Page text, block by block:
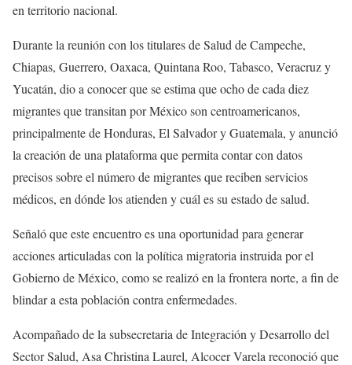
en territorio nacional.
Durante la reunión con los titulares de Salud de Campeche,
Chiapas, Guerrero, Oaxaca, Quintana Roo, Tabasco, Veracruz y
Yucatán, dio a conocer que se estima que ocho de cada diez
migrantes que transitan por México son centroamericanos,
principalmente de Honduras, El Salvador y Guatemala, y anunció
la creación de una plataforma que permita contar con datos
precisos sobre el número de migrantes que reciben servicios
médicos, en dónde los atienden y cuál es su estado de salud.
Señaló que este encuentro es una oportunidad para generar
acciones articuladas con la política migratoria instruida por el
Gobierno de México, como se realizó en la frontera norte, a fin de
blindar a esta población contra enfermedades.
Acompañado de la subsecretaria de Integración y Desarrollo del
Sector Salud, Asa Christina Laurel, Alcocer Varela reconoció que